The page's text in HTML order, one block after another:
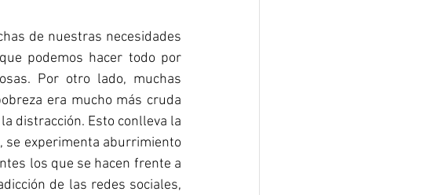
de nuestras necesidades
podemos hacer todo por
Por otro lado, muchas
era mucho más cruda
distracción. Esto conlleva la
se experimenta aburrimiento
los que se hacen frente a
de las redes sociales,